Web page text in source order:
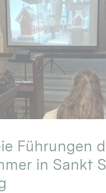
Führungen
in Sankt